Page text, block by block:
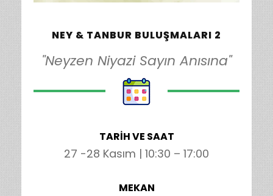
NEY & TANBUR BULUŞMALARI 2
"Neyzen Niyazi Sayın Anısına"
TARİH VE SAAT
27 -28 Kasım | 10:30 – 17:00
MEKAN